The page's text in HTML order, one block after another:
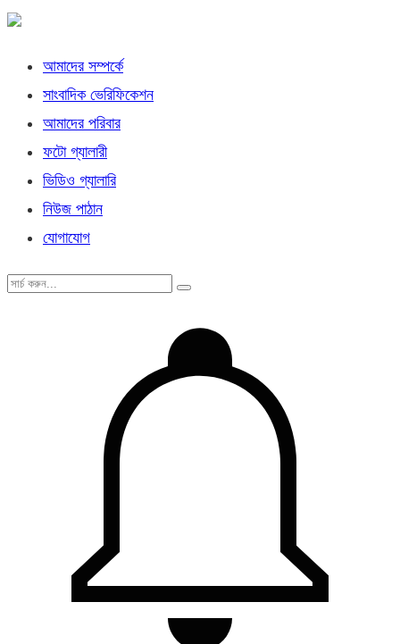
আমাদের সম্পর্কে
সাংবাদিক ভেরিফিকেশন
আমাদের পরিবার
ফটো গ্যালারী
ভিডিও গ্যালারি
নিউজ পাঠান
যোগাযোগ